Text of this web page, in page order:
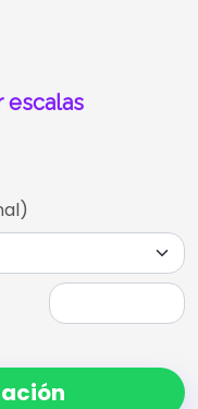
escalas